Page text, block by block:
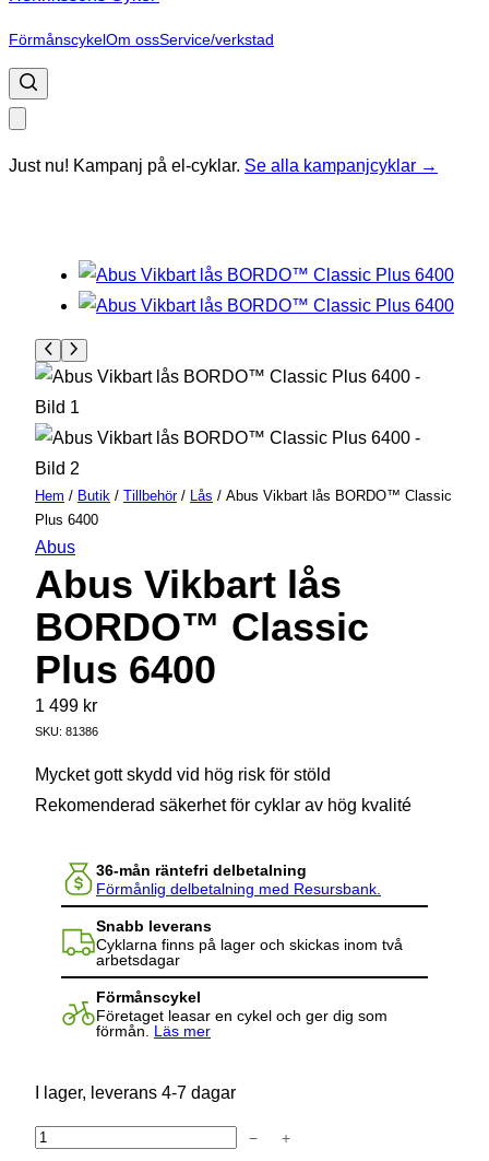
FörmånscykelOm ossService/verkstad
Just nu! Kampanj på el-cyklar. Se alla kampanjcyklar →
Hem / Butik / Tillbehör/ Lås / Abus Vikbart lås BORDO™ Classic
Plus 6400
Abus
Abus Vikbart lås
BORDO™ Classic
Plus 6400
1 499 kr
SKU: 81386
Mycket gott skydd vid hög risk för stöld
Rekomenderad säkerhet för cyklar av hög kvalité
36-mån räntefri delbetalning
Förmånlig delbetalning med Resursbank.
Snabb leverans
Cyklarna finns på lager och skickas inom två
arbetsdagar
Förmånscykel
Företaget leasar en cykel och ger dig som
förmån. Läs mer
I lager, leverans 4-7 dagar
A − +